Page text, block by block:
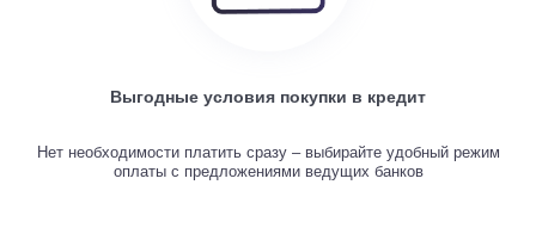
Выгодные условия покупки в кредит
Нет необходимости платить сразу – выбирайте удобный режим
оплаты с предложениями ведущих банков